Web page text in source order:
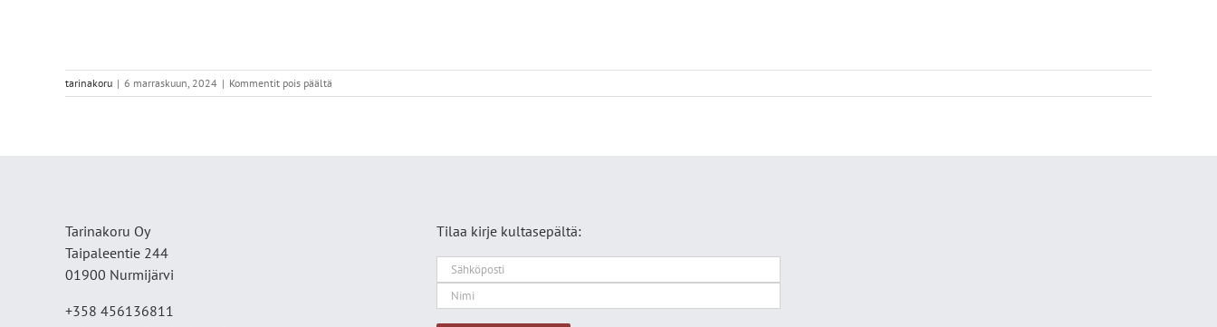
tarinakoru | 6 marraskuun, 2024 | Kommentit pois päältä
IMG_7848
Tarinakoru Oy
Taipaleentie 244
01900 Nurmijärvi
+358 456136811
Tilaa kirje kultasepältä: